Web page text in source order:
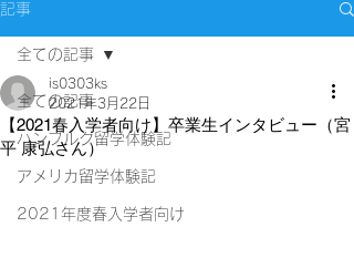
記事
全ての記事
ハンブルク留学体験記
アメリカ留学体験記
2021年度春入学者向け
全ての記事
【2021春入学者向け】卒業生インタビュー（宮
平 康弘さん）
is0303ks
2021年3月22日